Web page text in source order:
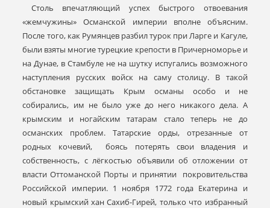
Столь впечатляющий успех быстрого отвоевания
«жемчужины» Османской империи вполне объясним.
После того, как Румянцев разбил турок при Ларге и Кагуле,
были взяты многие турецкие крепости в Причерноморье и
на Дунае, в Стамбуле не на шутку испугались возможного
наступления русских войск на саму столицу. В такой
обстановке защищать Крым османы особо и не
собирались, им не было уже до него никакого дела. А
крымским и ногайским татарам стало теперь не до
османских проблем. Татарские орды, отрезанные от
родных кочевий, боясь потерять свои владения и
собственность, с лёгкостью объявили об отложении от
власти Оттоманской Порты и принятии покровительства
Российской империи. 1 ноября 1772 года Екатерина и
новый крымский хан Сахиб-Гирей, только что избранный